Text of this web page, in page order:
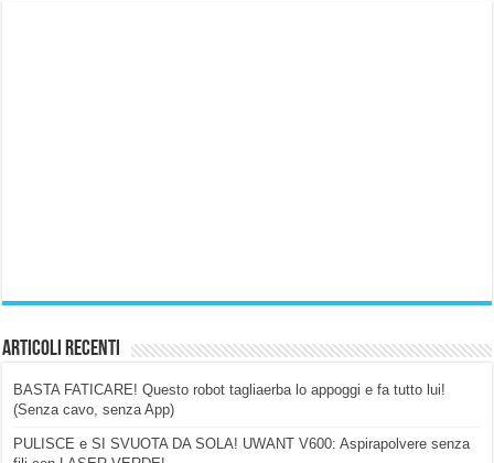
Articoli Recenti
BASTA FATICARE! Questo robot tagliaerba lo appoggi e fa tutto lui!
(Senza cavo, senza App)
PULISCE e SI SVUOTA DA SOLA! UWANT V600: Aspirapolvere senza